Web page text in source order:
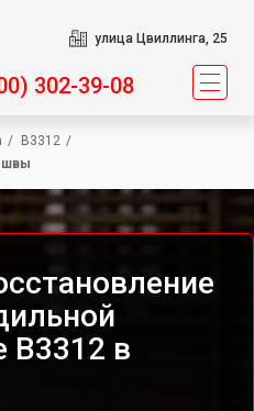
улица Цвиллинга, 25
302-39-08
/ B3312 /
B3312 в